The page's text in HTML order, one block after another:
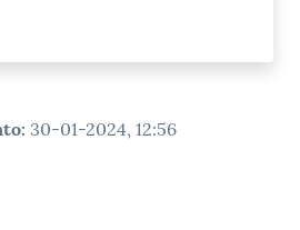
: 30-01-2024, 12:56